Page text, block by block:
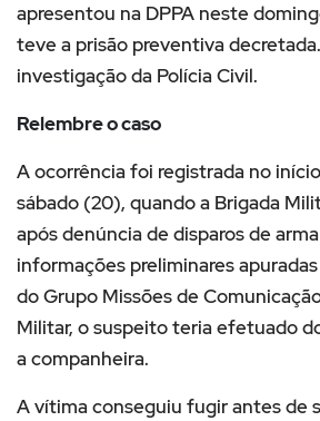
apresentou na DPPA neste
teve a prisão preventiva
investigação da Polícia Civil.
Relembre o caso
A ocorrência foi registrada no
sábado (20), quando a Brigada
após denúncia de disparos de
informações preliminares
do Grupo Missões de
Militar, o suspeito teria efetuado
a companheira.
A vítima conseguiu fugir antes de